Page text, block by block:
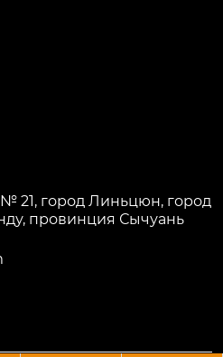
21, город Линьцюн, город
провинция Сычуань